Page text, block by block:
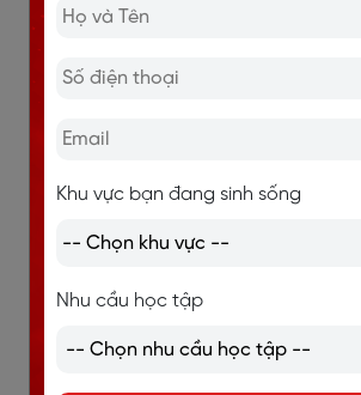
Nothing too exciting
nothing out of the
Nothing too
was fine.
Khu vực bạn đang sinh sống
Nhu cầu học tập